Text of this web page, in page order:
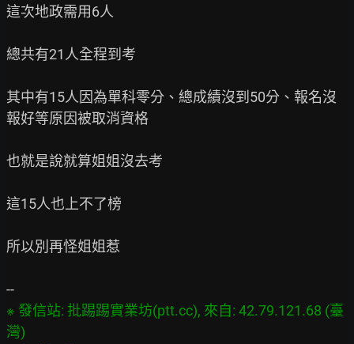
這次地政需用6人
總共有21人全程到考
其中有15人因為單科零分、總成績沒到50分、報名沒
報好等原因被取消資格
也就是說就算姐姐沒去考
這15人也上不了榜
所以別再怪姐姐惹
※ 發信站: 批踢踢實業坊(ptt.cc), 來自: 42.79.121.68 (臺
灣)